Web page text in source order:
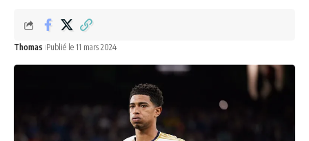
Thomas Publié le 11 mars 2024